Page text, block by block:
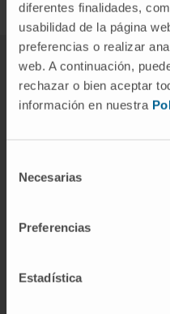
diferentes finalidades,
usabilidad de la página
preferencias o realizar
web. A continuación,
rechazar o bien aceptar
información en nuestra
Necesarias
Preferencias
Estadística